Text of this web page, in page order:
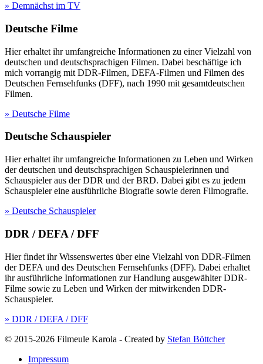
» Demnächst im TV
Deutsche Filme
Hier erhaltet ihr umfangreiche Informationen zu einer Vielzahl von
deutschen und deutschsprachigen Filmen. Dabei beschäftige ich
mich vorrangig mit DDR-Filmen, DEFA-Filmen und Filmen des
Deutschen Fernsehfunks (DFF), nach 1990 mit gesamtdeutschen
Filmen.
» Deutsche Filme
Deutsche Schauspieler
Hier erhaltet ihr umfangreiche Informationen zu Leben und Wirken
der deutschen und deutschsprachigen Schauspielerinnen und
Schauspieler aus der DDR und der BRD. Dabei gibt es zu jedem
Schauspieler eine ausführliche Biografie sowie deren Filmografie.
» Deutsche Schauspieler
DDR / DEFA / DFF
Hier findet ihr Wissenswertes über eine Vielzahl von DDR-Filmen
der DEFA und des Deutschen Fernsehfunks (DFF). Dabei erhaltet
ihr ausführliche Informationen zur Handlung ausgewählter DDR-
Filme sowie zu Leben und Wirken der mitwirkenden DDR-
Schauspieler.
» DDR / DEFA / DFF
© 2015-2026 Filmeule Karola - Created by Stefan Böttcher
Impressum